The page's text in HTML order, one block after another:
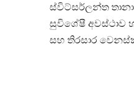
ස්විට්සර්ලන්ත
සුවිශේෂී අවස්ථාව
සහ තිරසාර